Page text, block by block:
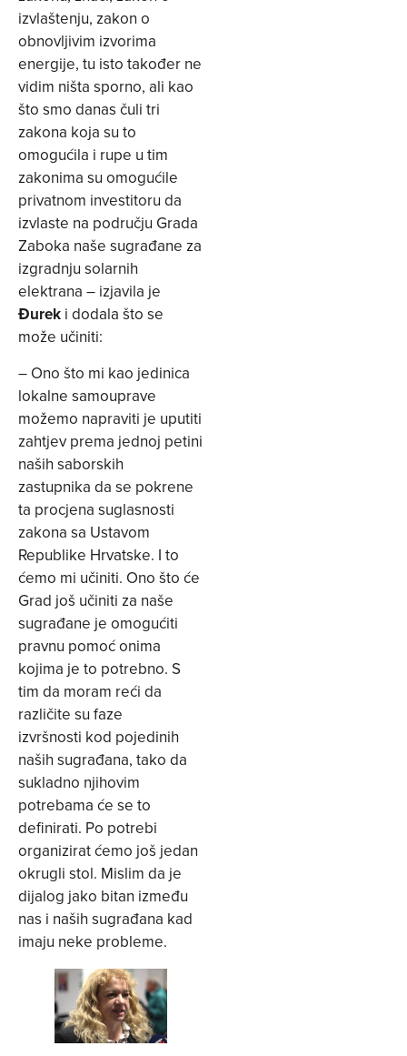
izvlaštenju, zakon o
obnovljivim izvorima
energije, tu isto također ne
vidim ništa sporno, ali kao
što smo danas čuli tri
zakona koja su to
omogućila i rupe u tim
zakonima su omogućile
privatnom investitoru da
izvlaste na području Grada
Zaboka naše sugrađane za
izgradnju solarnih
elektrana – izjavila je
Đurek i dodala što se
može učiniti:
– Ono što mi kao jedinica
lokalne samouprave
možemo napraviti je uputiti
zahtjev prema jednoj petini
naših saborskih
zastupnika da se pokrene
ta procjena suglasnosti
zakona sa Ustavom
Republike Hrvatske. I to
ćemo mi učiniti. Ono što će
Grad još učiniti za naše
sugrađane je omogućiti
pravnu pomoć onima
kojima je to potrebno. S
tim da moram reći da
različite su faze
izvršnosti kod pojedinih
naših sugrađana, tako da
sukladno njihovim
potrebama će se to
definirati. Po potrebi
organizirat ćemo još jedan
okrugli stol. Mislim da je
dijalog jako bitan između
nas i naših sugrađana kad
imaju neke probleme.